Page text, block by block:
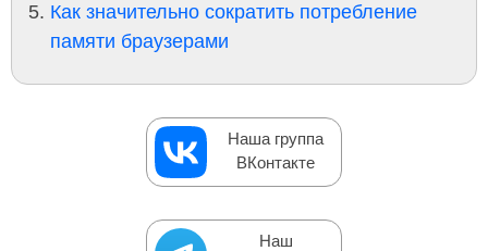
Как значительно сократить потребление
памяти браузерами
Наша группа
ВКонтакте
Наш